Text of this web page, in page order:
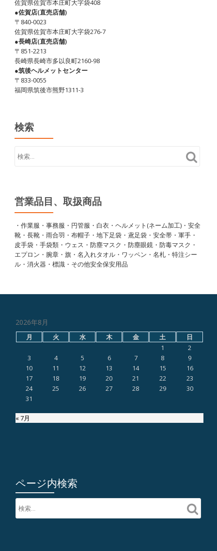
佐賀県佐賀市本庄町大字袋408
●佐賀店(直売店舗)
〒840-0023
佐賀県佐賀市本庄町大字袋276-7
●長崎店(直売店舗)
〒851-2213
長崎県長崎市多以良町2160-98
●筑後ヘルメットセンター
〒833-0055
福岡県筑後市熊野1311-3
検索
営業品目、取扱商品
・作業服・事務服・円管服・白衣・ヘルメット(ネーム加工)・安全
靴・長靴・雨合羽・布帽子・地下足袋・鳶足袋・安全帯・軍手・
皮手袋・手袋類・ウェス・防塵マスク・防塵眼鏡・防毒マスク・
エプロン・腕章・旗・名入れタオル・ワッペン・名札・特注シー
ル・消火器・標識・その他安全保安用品
2026年8月
月 火 水 木 金 土
日
1
2
3
4 5 6 7 8
9
10
11 12 13 14 15
16
17
18 19 20 21 22
23
24
25 26 27 28 29
30
31
« 7月
ページ内検索